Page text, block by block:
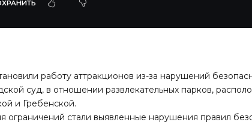
работу аттракционов из-за нарушений
суд, в отношении развлекательных парков,
и Гребенской.
ограничений стали выявленные нарушения правил